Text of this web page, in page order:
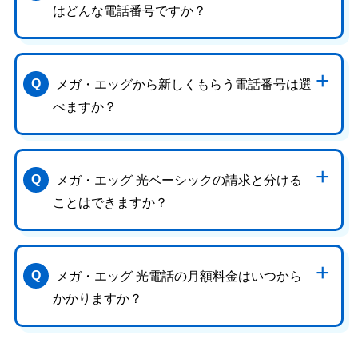
はどんな電話番号ですか？
メガ・エッグから新しくもらう電話番号は選
べますか？
メガ・エッグ 光ベーシックの請求と分ける
ことはできますか？
メガ・エッグ 光電話の月額料金はいつから
かかりますか？